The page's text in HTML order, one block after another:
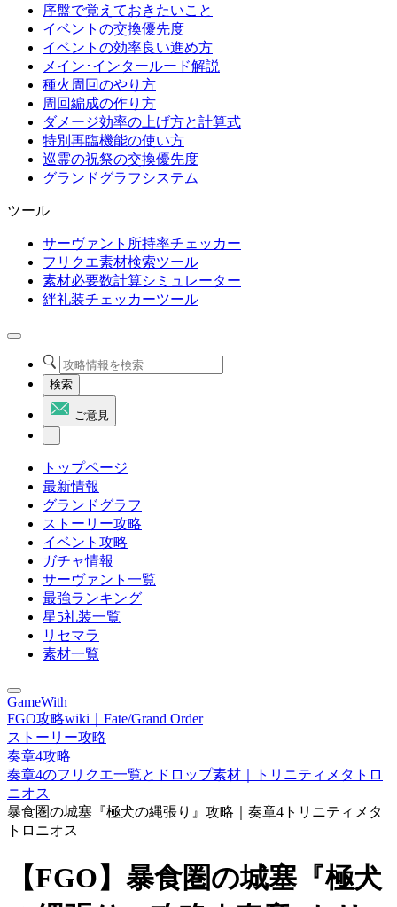
序盤で覚えておきたいこと
イベントの交換優先度
イベントの効率良い進め方
メイン･インタールード解説
種火周回のやり方
周回編成の作り方
ダメージ効率の上げ方と計算式
特別再臨機能の使い方
巡霊の祝祭の交換優先度
グランドグラフシステム
ツール
サーヴァント所持率チェッカー
フリクエ素材検索ツール
素材必要数計算シミュレーター
絆礼装チェッカーツール
検索
ご意見
トップページ
最新情報
グランドグラフ
ストーリー攻略
イベント攻略
ガチャ情報
サーヴァント一覧
最強ランキング
星5礼装一覧
リセマラ
素材一覧
GameWith
FGO攻略wiki｜Fate/Grand Order
ストーリー攻略
奏章4攻略
奏章4のフリクエ一覧とドロップ素材｜トリニティメタトロ
ニオス
暴食圏の城塞『極犬の縄張り』攻略｜奏章4トリニティメタ
トロニオス
【FGO】暴食圏の城塞『極犬